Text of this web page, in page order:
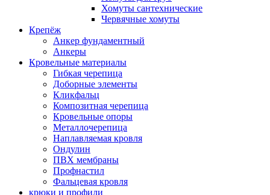
Хомуты сантехнические
Червячные хомуты
Крепёж
Анкер фундаментный
Анкеры
Кровельные материалы
Гибкая черепица
Доборные элементы
Кликфальц
Композитная черепица
Кровельные опоры
Металлочерепица
Наплавляемая кровля
Ондулин
ПВХ мембраны
Профнастил
Фальцевая кровля
крюки и профили